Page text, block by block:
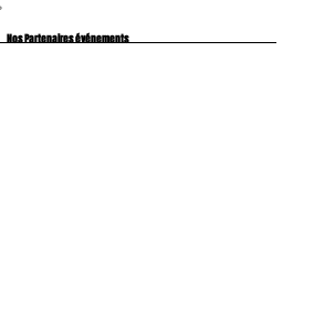
Nos Partenaires événements